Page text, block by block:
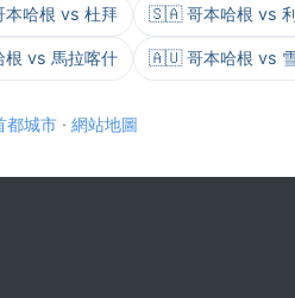
哈根 vs 杜拜 🇸🇦 哥本哈根 vs
vs 馬拉喀什 🇦🇺 哥本哈根 vs
都城市 · 網站地圖